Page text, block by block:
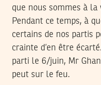
que nous sommes à la
Pendant ce temps, à
certains de nos partis
crainte d’en être
parti le 6/juin, Mr
peut sur le feu.